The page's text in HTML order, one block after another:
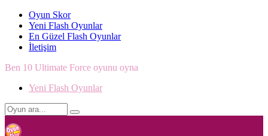
Oyun Skor
Yeni Flash Oyunlar
En Güzel Flash Oyunlar
İletişim
Ben 10 Ultimate Force oyunu oyna
Yeni Flash Oyunlar